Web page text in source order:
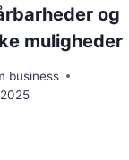
og
muligheder
business